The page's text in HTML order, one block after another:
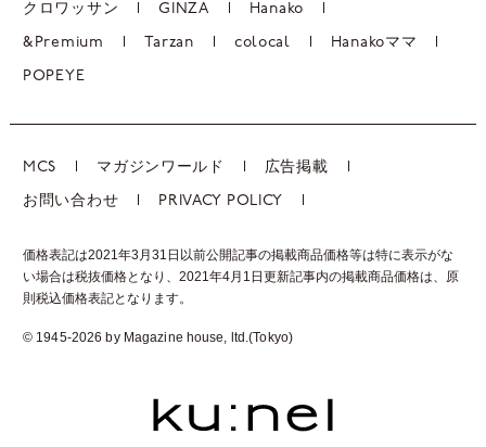
クロワッサン GINZA Hanako
&Premium Tarzan colocal Hanakoママ
POPEYE
MCS マガジンワールド 広告掲載
お問い合わせ PRIVACY POLICY
価格表記は2021年3月31日以前公開記事の掲載商品価格等は特に表示がな
い場合は税抜価格となり、2021年4月1日更新記事内の掲載商品価格は、 原
則税込価格表記となります。
© 1945-2026 by Magazine house, ltd.(Tokyo)